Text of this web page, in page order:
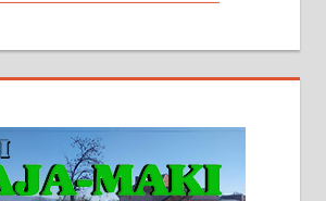
једна уз другу.
гараже, централно
на гас и дрва. Две
71-74-023